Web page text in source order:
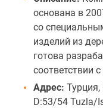
основана в
со
изделий из
готова
соответствии
Адрес: Турция,
D:53/54 Tuzla/